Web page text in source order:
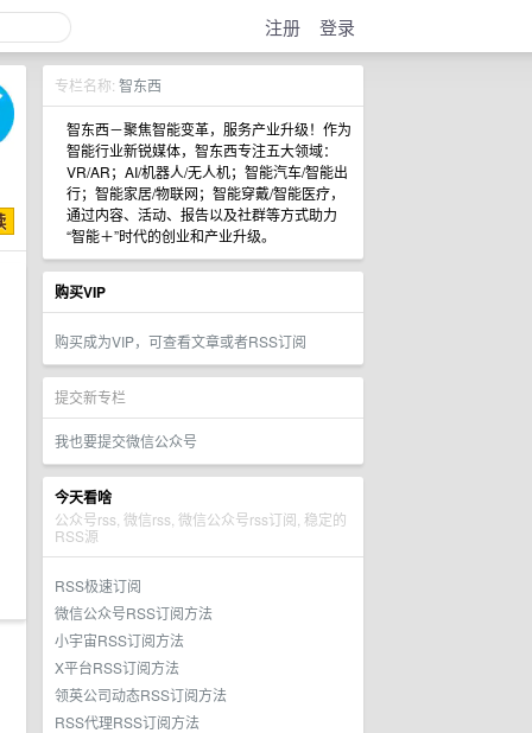
注册 登录
专栏名称: 智东西
智东西－聚焦智能变革，服务产业升级！作为
智能行业新锐媒体，智东西专注五大领域：
VR/AR；AI/机器人/无人机；智能汽车/智能出
行；智能家居/物联网；智能穿戴/智能医疗，
通过内容、活动、报告以及社群等方式助力
“智能＋”时代的创业和产业升级。
购买VIP
购买成为VIP，可查看文章或者RSS订阅
提交新专栏
我也要提交微信公众号
今天看啥
公众号rss, 微信rss, 微信公众号rss订阅, 稳定的
RSS源
RSS极速订阅
微信公众号RSS订阅方法
小宇宙RSS订阅方法
X平台RSS订阅方法
领英公司动态RSS订阅方法
RSS代理RSS订阅方法